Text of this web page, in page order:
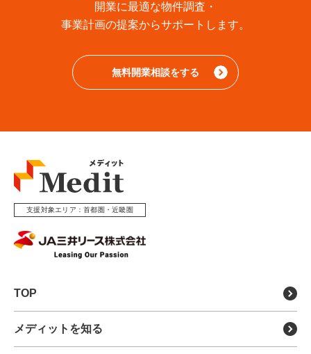
開業に最適な物件調査・
事業計画の提案からサポートします。
無料開業相談をする
支援対象エリア 首都圏・近畿圏
TOP
メディットを知る